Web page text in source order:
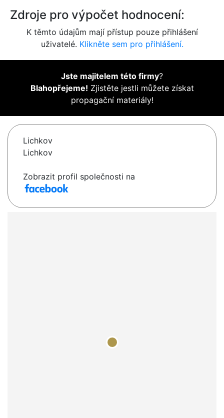
Zdroje pro výpočet hodnocení:
K těmto údajům mají přístup pouze přihlášení
uživatelé. Klikněte sem pro přihlášení.
Jste majitelem této firmy?
Blahopřejeme! Zjistěte jestli můžete získat
propagační materiály!
Lichkov
Lichkov
Zobrazit profil společnosti na